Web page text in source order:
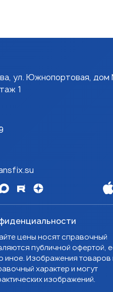
ул. Южнопортовая,
1
цены носят справочный
публичной офертой,
иное. Изображения товаров
характер и могут
изображений.